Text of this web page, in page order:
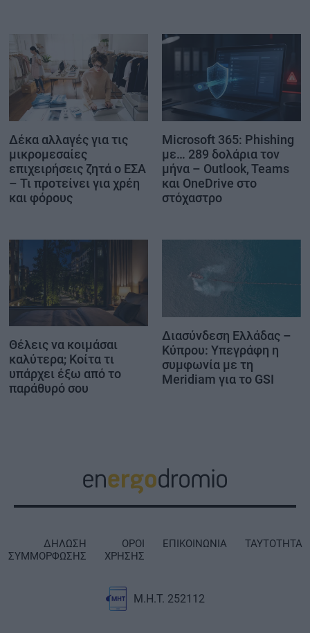
Δέκα αλλαγές για τις
μικρομεσαίες
επιχειρήσεις ζητά ο ΕΣΑ
– Τι προτείνει για χρέη
και φόρους
Microsoft 365: Phishing
με… 289 δολάρια τον
μήνα – Outlook, Teams
και OneDrive στο
στόχαστρο
Θέλεις να κοιμάσαι
καλύτερα; Κοίτα τι
υπάρχει έξω από το
παράθυρό σου
Διασύνδεση Ελλάδας –
Κύπρου: Υπεγράφη η
συμφωνία με τη
Meridiam για το GSI
Μ.Η.Τ. 252112
ΔΗΛΩΣΗ
ΣΥΜΜΟΡΦΩΣΗΣ
ΟΡΟΙ
ΧΡΗΣΗΣ
ΕΠΙΚΟΙΝΩΝΙΑ ΤΑΥΤΟΤΗΤΑ